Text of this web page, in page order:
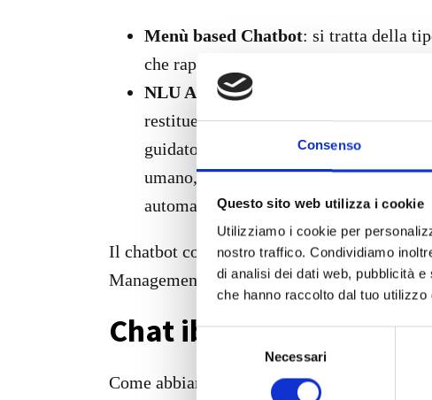
Consenso
Questo sito web utilizza i cookie
Utilizziamo i cookie per
nostro traffico. Condividiamo
di analisi dei dati web, pubblicità
che hanno raccolto dal tuo utilizzo
S
l
Necessari
Menù based Chatbot: si tratta della
che rappresentano gli argomenti più
NLU AI Chatbot
: il bot analizza e
restituendo, in questo modo, una
guidato da una figura umana (chatbot
umano, elaborando coerentemente il
automatizzato tramite avanzate
Il chatbot con intelligenza artificiale in
Management del Politecnico di Milano, è
Chat ibrida by design
Come abbiamo evidenziato, esistono